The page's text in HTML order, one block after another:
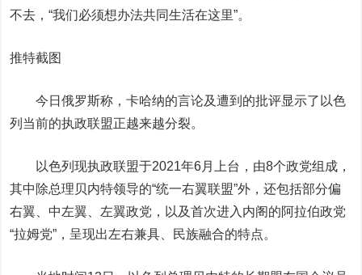
不去，“我们必须想办法共同生活在这里”。
推特截图
今日俄罗斯称，卡哈纳的言论及遭到的批评显示了以色
列当前的执政联盟正越来越分裂。
以色列现执政联盟于2021年6月上台，由8个政党组成，
其中除总理贝内特领导的“统一右翼联盟”外，还包括部分偏
右翼、中左翼、左翼政党，以及首次进入内阁的阿拉伯政党
“拉姆党”，呈现出左右兼具、民族融合的特点。